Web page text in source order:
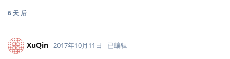
6 天 后
XuQin 2017年10月11日 已编辑